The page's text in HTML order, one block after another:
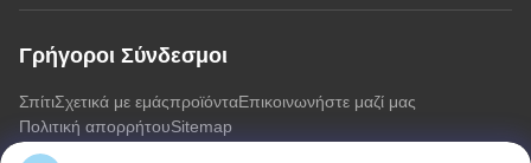
Γρήγοροι Σύνδεσμοι
ΣπίτιΣχετικά με εμάςπροϊόνταΕπικοινωνήστε μαζί μας
Πολιτική απορρήτουSitemap